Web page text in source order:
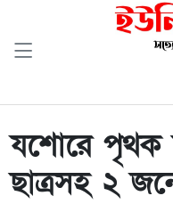
যশোরে পৃথক
ছাত্রসহ ২